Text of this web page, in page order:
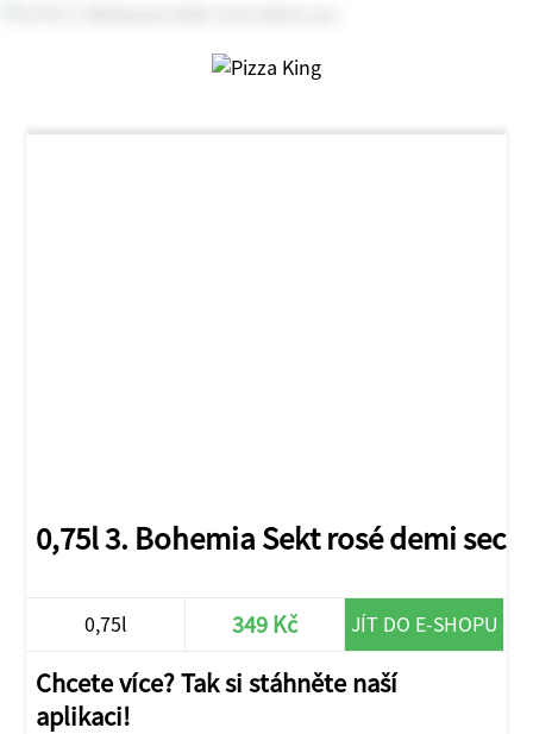
0,75l 3. Bohemia Sekt rosé demi sec
0,75l 349 Kč JÍT DO E-SHOPU
Chcete více? Tak si stáhněte naší
aplikaci!